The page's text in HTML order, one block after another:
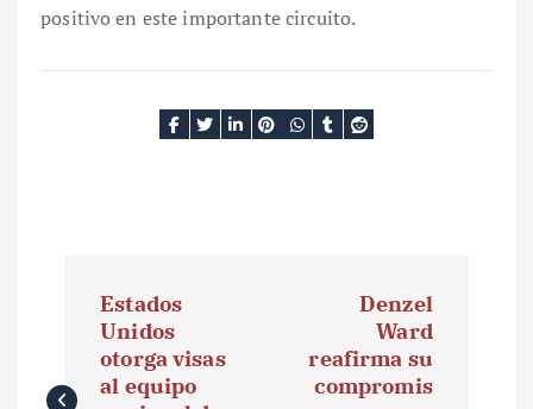
positivo en este importante circuito.
v
Estados
Unidos
otorga visas
al equipo
Denzel
Ward
reafirma su
compromis